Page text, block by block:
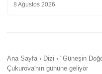
8 Ağustos 2026
Ana Sayfa › Dizi › "Güneşin
Çukurova'nın gününe geliyor